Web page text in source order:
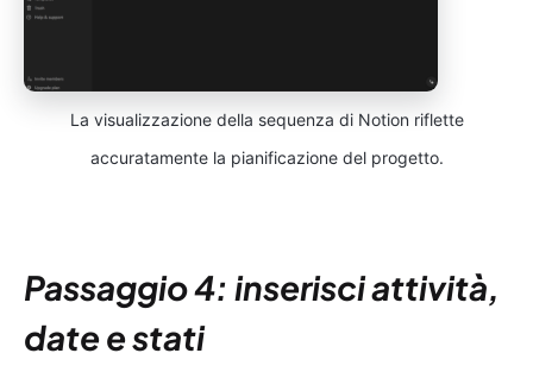
La visualizzazione della sequenza di Notion riflette
accuratamente la pianificazione del progetto.
Passaggio 4: inserisci attività,
date e stati